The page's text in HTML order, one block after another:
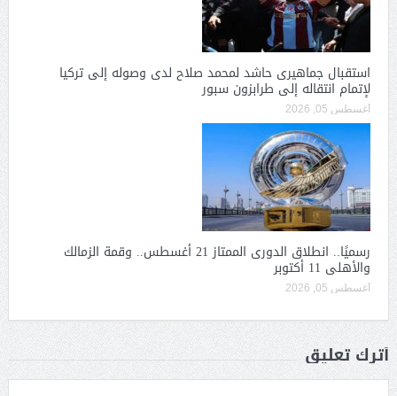
استقبال جماهيرى حاشد لمحمد صلاح لدى وصوله إلى تركيا
لإتمام انتقاله إلى طرابزون سبور
أغسطس 05, 2026
رسميًا.. انطلاق الدورى الممتاز 21 أغسطس.. وقمة الزمالك
والأهلى 11 أكتوبر
أغسطس 05, 2026
أترك تعليق